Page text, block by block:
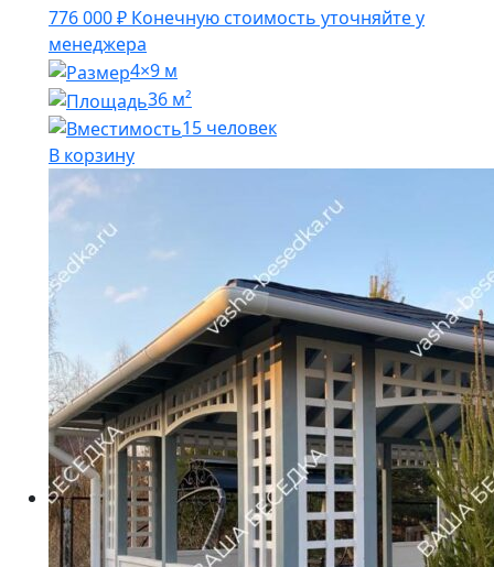
776 000₽ Конечную стоимость уточняйте у
менеджера
4×9 м
36 м²
15 человек
В корзину